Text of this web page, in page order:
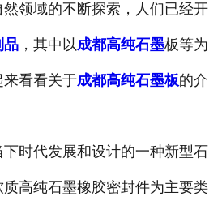
领域的不断探索，人们已经开
品，其中以成都高纯石墨板等为
看看关于成都高纯石墨板的介
下时代发展和设计的一种新型石
高纯石墨橡胶密封件为主要类